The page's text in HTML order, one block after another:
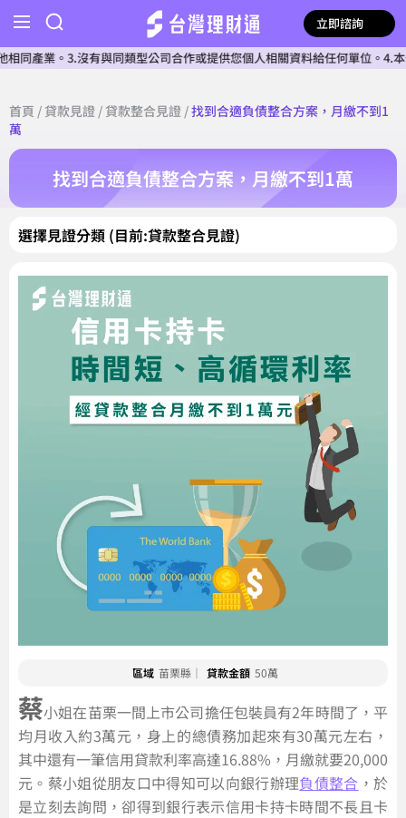
立即諮詢
。3.沒有與同類型公司合作或提供您個人相關資料給任何單位。4.本公
首頁 / 貸款見證 / 貸款整合見證 /找到合適負債整合方案，月繳不到1
萬
找到合適負債整合方案，月繳不到1萬
選擇見證分類 (目前:貸款整合見證)
區域 苗栗縣｜ 貸款金額 50萬
蔡小姐在苗栗一間上市公司擔任包裝員有2年時間了，平
均月收入約3萬元，身上的總債務加起來有30萬元左右，
其中還有一筆信用貸款利率高達16.88%，月繳就要20,000
元。蔡小姐從朋友口中得知可以向銀行辦理負債整合 ，於
是立刻去詢問，卻得到銀行表示信用卡持卡時間不長且卡